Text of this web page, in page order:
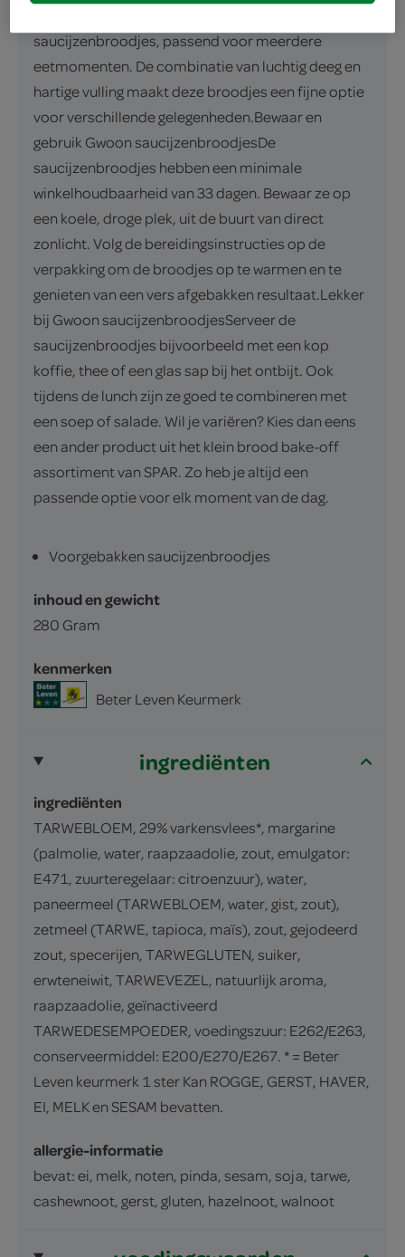
saucijzenbroodjes, passend voor meerdere
eetmomenten. De combinatie van luchtig deeg en
hartige vulling maakt deze broodjes een fijne optie
voor verschillende gelegenheden.Bewaar en
gebruik Gwoon saucijzenbroodjesDe
saucijzenbroodjes hebben een minimale
winkelhoudbaarheid van 33 dagen. Bewaar ze op
een koele, droge plek, uit de buurt van direct
zonlicht. Volg de bereidingsinstructies op de
verpakking om de broodjes op te warmen en te
genieten van een vers afgebakken resultaat.Lekker
bij Gwoon saucijzenbroodjesServeer de
saucijzenbroodjes bijvoorbeeld met een kop
koffie, thee of een glas sap bij het ontbijt. Ook
tijdens de lunch zijn ze goed te combineren met
een soep of salade. Wil je variëren? Kies dan eens
een ander product uit het klein brood bake-off
assortiment van SPAR. Zo heb je altijd een
passende optie voor elk moment van de dag.
Voorgebakken saucijzenbroodjes
inhoud en gewicht
280 Gram
kenmerken
Beter Leven Keurmerk
ingrediënten
ingrediënten
TARWEBLOEM, 29% varkensvlees*, margarine
(palmolie, water, raapzaadolie, zout, emulgator:
E471, zuurteregelaar: citroenzuur), water,
paneermeel (TARWEBLOEM, water, gist, zout),
zetmeel (TARWE, tapioca, maïs), zout, gejodeerd
zout, specerijen, TARWEGLUTEN, suiker,
erwteneiwit, TARWEVEZEL, natuurlijk aroma,
raapzaadolie, geïnactiveerd
TARWEDESEMPOEDER, voedingszuur: E262/E263,
conserveermiddel: E200/E270/E267. * = Beter
Leven keurmerk 1 ster Kan ROGGE, GERST, HAVER,
EI, MELK en SESAM bevatten.
allergie-informatie
bevat: ei, melk, noten, pinda, sesam, soja, tarwe,
cashewnoot, gerst, gluten, hazelnoot, walnoot